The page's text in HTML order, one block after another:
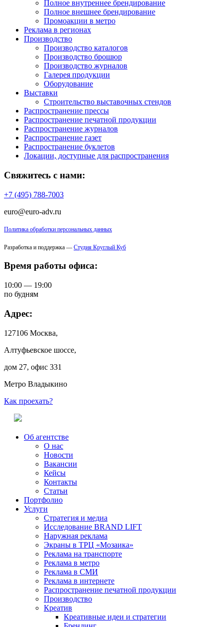
Полное внутреннее брендирование
Полное внешнее брендирование
Промоакции в метро
Реклама в регионах
Производство
Производство каталогов
Производство брошюр
Производство журналов
Галерея продукции
Оборудование
Выставки
Строительство выставочных стендов
Распространение прессы
Распространение печатной продукции
Распространение журналов
Распространение газет
Распространение буклетов
Локации, доступные для распространения
Свяжитесь с нами:
+7 (495) 788-7003
euro@euro-adv.ru
Политика обработки персональных данных
Разработка и поддержка — Студия Круглый Куб
Время работы офиса:
10:00 — 19:00
по будням
Адрес:
127106 Москва,
Алтуфьевское шоссе,
дом 27, офис 331
Метро Владыкино
Как проехать?
Об агентстве
О нас
Новости
Вакансии
Кейсы
Контакты
Статьи
Портфолио
Услуги
Стратегия и медиа
Исследование BRAND LIFT
Наружная реклама
Экраны в ТРЦ «Мозаика»
Реклама на транспорте
Реклама в метро
Реклама в СМИ
Реклама в интернете
Распространение печатной продукции
Производство
Креатив
Креативные идеи и стратегии